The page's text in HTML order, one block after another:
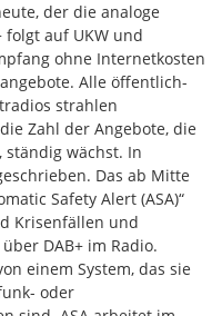
der die analoge
folgt auf UKW und
ohne Internetkosten
Alle öffentlich-
strahlen
Zahl der Angebote, die
ständig wächst. In
Das ab Mitte
Safety Alert (ASA)“
Krisenfällen und
DAB+ im Radio.
einem System, das sie
oder